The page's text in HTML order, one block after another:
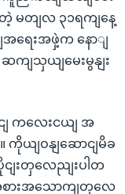
မတျလ ၃၁ရကျနေ့
ရေးအဖှဲ့က နောျ
ကျသှယျမေးမွနျး
ျ ကလေးငယျ အ
ယျဝနျဆောငျမိခ
ျးတှလေညျးပါတ
စားအသောကျတှလေ